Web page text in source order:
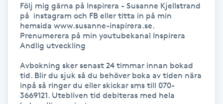
Hyaluronsyra
Hyperhidros
Hypnos
Hårborttagning
Följ mig gärna på Inspirera - Susanne Kjellstrand
på  instagram och FB eller titta in på min
hemsida www.susanne-inspirera.se.
Prenumerera på min youtubekanal Inspirera
Andlig utveckling
Avbokning sker senast 24 timmar innan bokad
tid. Blir du sjuk så du behöver boka av tiden nära
inpå så ringer du eller skickar sms till 070-
3669121. Utebliven tid debiteras med hela